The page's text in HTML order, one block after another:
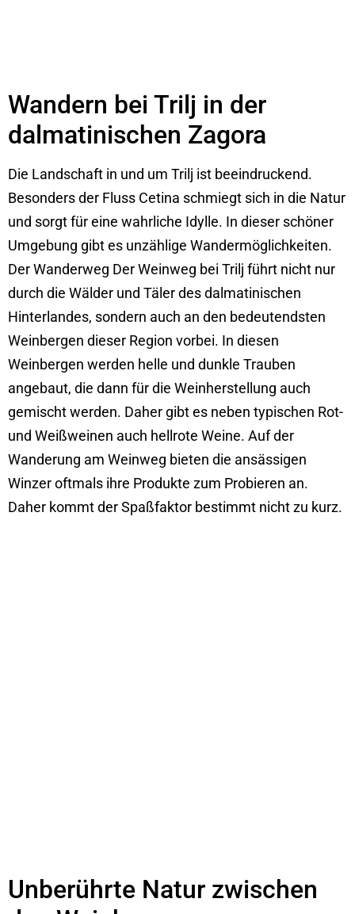
Wandern bei Trilj in der
dalmatinischen Zagora
Die Landschaft in und um Trilj ist beeindruckend.
Besonders der Fluss Cetina schmiegt sich in die Natur
und sorgt für eine wahrliche Idylle. In dieser schöner
Umgebung gibt es unzählige Wandermöglichkeiten.
Der Wanderweg Der Weinweg bei Trilj führt nicht nur
durch die Wälder und Täler des dalmatinischen
Hinterlandes, sondern auch an den bedeutendsten
Weinbergen dieser Region vorbei. In diesen
Weinbergen werden helle und dunkle Trauben
angebaut, die dann für die Weinherstellung auch
gemischt werden. Daher gibt es neben typischen Rot-
und Weißweinen auch hellrote Weine. Auf der
Wanderung am Weinweg bieten die ansässigen
Winzer oftmals ihre Produkte zum Probieren an.
Daher kommt der Spaßfaktor bestimmt nicht zu kurz.
Unberührte Natur zwischen